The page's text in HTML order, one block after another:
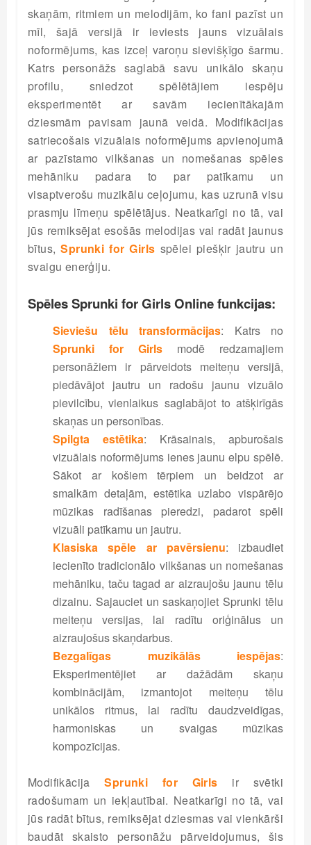
skaņām, ritmiem un melodijām, ko fani pazīst un
mīl, šajā versijā ir ieviests jauns vizuālais
noformējums, kas izceļ varoņu sievišķīgo šarmu.
Katrs personāžs saglabā savu unikālo skaņu
profilu, sniedzot spēlētājiem iespēju
eksperimentēt ar savām iecienītākajām
dziesmām pavisam jaunā veidā. Modifikācijas
satriecošais vizuālais noformējums apvienojumā
ar pazīstamo vilkšanas un nomešanas spēles
mehāniku padara to par patīkamu un
visaptverošu muzikālu ceļojumu, kas uzrunā visu
prasmju līmeņu spēlētājus. Neatkarīgi no tā, vai
jūs remiksējat esošās melodijas vai radāt jaunus
bītus,Sprunki for Girls spēlei piešķir jautru un
svaigu enerģiju.
Spēles Sprunki for Girls Online funkcijas:
Sieviešu tēlu transformācijas: Katrs no
Sprunki for Girls modē redzamajiem
personāžiem ir pārveidots meiteņu versijā,
piedāvājot jautru un radošu jaunu vizuālo
pievilcību, vienlaikus saglabājot to atšķirīgās
skaņas un personības.
Spilgta estētika: Krāsainais, apburošais
vizuālais noformējums ienes jaunu elpu spēlē.
Sākot ar košiem tērpiem un beidzot ar
smalkām detaļām, estētika uzlabo vispārējo
mūzikas radīšanas pieredzi, padarot spēli
vizuāli patīkamu un jautru.
Klasiska spēle ar pavērsienu: izbaudiet
iecienīto tradicionālo vilkšanas un nomešanas
mehāniku, taču tagad ar aizraujošu jaunu tēlu
dizainu. Sajauciet un saskaņojiet Sprunki tēlu
meiteņu versijas, lai radītu oriģinālus un
aizraujošus skaņdarbus.
Bezgalīgas muzikālās iespējas:
Eksperimentējiet ar dažādām skaņu
kombinācijām, izmantojot meiteņu tēlu
unikālos ritmus, lai radītu daudzveidīgas,
harmoniskas un svaigas mūzikas
kompozīcijas.
ModifikācijaSprunki for Girls ir svētki
radošumam un iekļautībai. Neatkarīgi no tā, vai
jūs radāt bītus, remiksējat dziesmas vai vienkārši
baudāt skaisto personāžu pārveidojumus, šis